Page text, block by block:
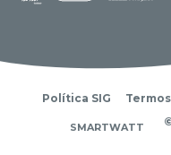
SMARTWATT
Política SIG